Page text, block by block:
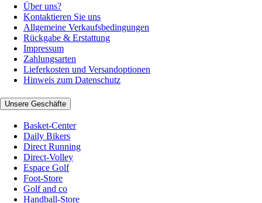
Über uns?
Kontaktieren Sie uns
Allgemeine Verkaufsbedingungen
Rückgabe & Erstattung
Impressum
Zahlungsarten
Lieferkosten und Versandoptionen
Hinweis zum Datenschutz
Unsere Geschäfte
Basket-Center
Daily Bikers
Direct Running
Direct-Volley
Espace Golf
Foot-Store
Golf and co
Handball-Store